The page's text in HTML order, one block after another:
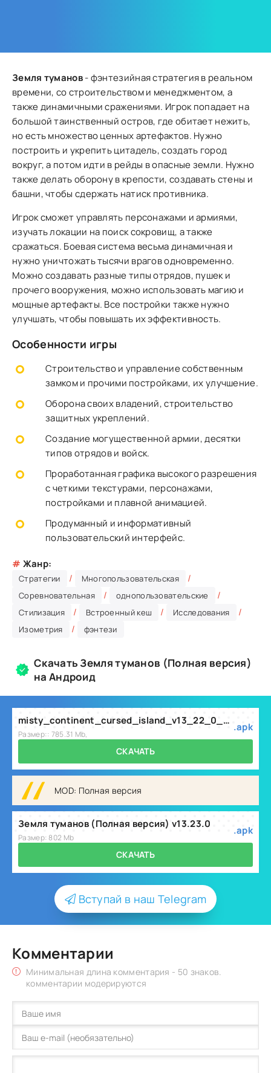
Земля туманов- фэнтезийная стратегия в реальном
времени, со строительством и менеджментом, а
также динамичными сражениями. Игрок попадает на
большой таинственный остров, где обитает нежить,
но есть множество ценных артефактов. Нужно
построить и укрепить цитадель, создать город
вокруг, а потом идти в рейды в опасные земли. Нужно
также делать оборону в крепости, создавать стены и
башни, чтобы сдержать натиск противника.
Игрок сможет управлять персонажами и армиями,
изучать локации на поиск сокровищ, а также
сражаться. Боевая система весьма динамичная и
нужно уничтожать тысячи врагов одновременно.
Можно создавать разные типы отрядов, пушек и
прочего вооружения, можно использовать магию и
мощные артефакты. Все постройки также нужно
улучшать, чтобы повышать их эффективность.
Особенности игры
Строительство и управление собственным
замком и прочими постройками, их улучшение.
Оборона своих владений, строительство
защитных укреплений.
Создание могущественной армии, десятки
типов отрядов и войск.
Проработанная графика высокого разрешения
с четкими текстурами, персонажами,
постройками и плавной анимацией.
Продуманный и информативный
пользовательский интерфейс.
# Жанр:
Стратегии / Многопользовательская /
Соревновательная / однопользовательские /
Стилизация / Встроенный кеш / Исследования /
Изометрия / фэнтези
Скачать Земля туманов (Полная версия)
на Андроид
misty_continent_cursed_island_v13_22_0_mod.apk
Размер:: 785.31 Mb,
.apk
СКАЧАТЬ
MOD: Полная версия
Земля туманов (Полная версия) v13.23.0
Размер: 802 Mb
.apk
СКАЧАТЬ
Вступай в наш Telegram
Комментарии
Минимальная длина комментария - 50 знаков.
комментарии модерируются